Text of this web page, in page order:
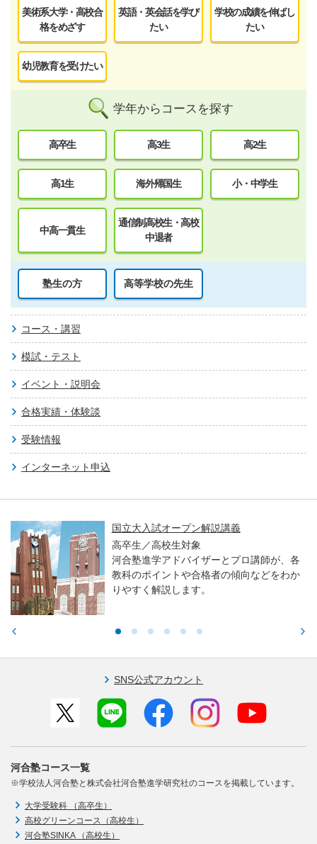
美術系大学・高校合
格をめざす
英語・英会話を学び
たい
学校の成績を伸ばし
たい
幼児教育を受けたい
学年からコースを探す
高卒生 高3生 高2生
高1生 海外帰国生 小・中学生
中高一貫生
通信制高校生・高校
中退者
塾生の方 高等学校の先生
コース・講習
模試・テスト
イベント・説明会
合格実績・体験談
受験情報
インターネット申込
親子で学ぶ！大学入試セミナー ～東大・京
大・医学科編～
高校生／中学生／保護者対象
東大・京大・医学部医学科入試で求められ
る力や学習アドバイスをお伝えします。
SNS公式アカウント
河合塾コース一覧
※学校法人河合塾と株式会社河合塾進学研究社のコースを掲載しています。
大学受験科 （高卒生）
高校グリーンコース（高校生）
河合塾SINKA （高校生）